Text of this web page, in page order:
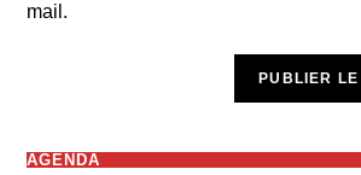
mail.
AGENDA